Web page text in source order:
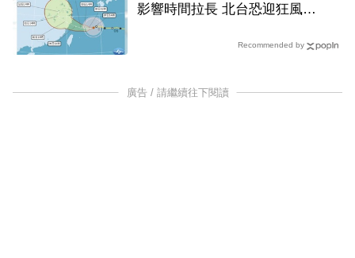
影響時間拉長 北台恐迎狂風暴
Recommended by
廣告 / 請繼續往下閱讀